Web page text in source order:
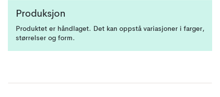
Produksjon
Produktet er håndlaget. Det kan oppstå variasjoner i farger,
størrelser og form.